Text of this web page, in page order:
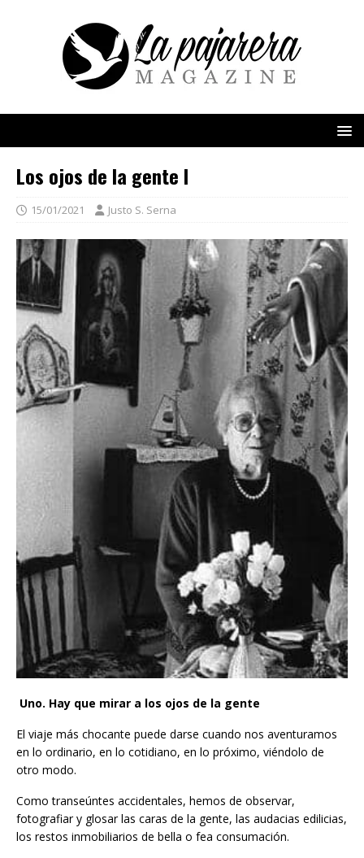
Los ojos de la gente I
15/01/2021 Justo S. Serna
Uno. Hay que mirar a los ojos de la gente
El viaje más chocante puede darse cuando nos aventuramos
en lo ordinario, en lo cotidiano, en lo próximo, viéndolo de
otro modo.
Como transeúntes accidentales, hemos de observar,
fotografiar y glosar las caras de la gente, las audacias edilicias,
los restos inmobiliarios de bella o fea consumación.